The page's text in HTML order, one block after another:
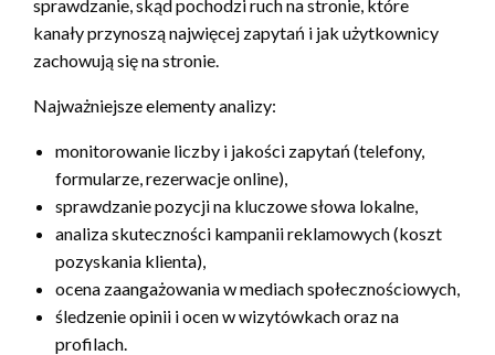
sprawdzanie, skąd pochodzi ruch na stronie, które
kanały przynoszą najwięcej zapytań i jak użytkownicy
zachowują się na stronie.
Najważniejsze elementy analizy:
monitorowanie liczby i jakości zapytań (telefony,
formularze, rezerwacje online),
sprawdzanie pozycji na kluczowe słowa lokalne,
analiza skuteczności kampanii reklamowych (koszt
pozyskania klienta),
ocena zaangażowania w mediach społecznościowych,
śledzenie opinii i ocen w wizytówkach oraz na
profilach.